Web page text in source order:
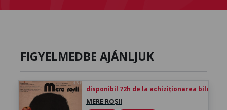
FIGYELMEDBE AJÁNLJUK
disponibil 72h de la achiziționarea biletului
MERE ROȘII